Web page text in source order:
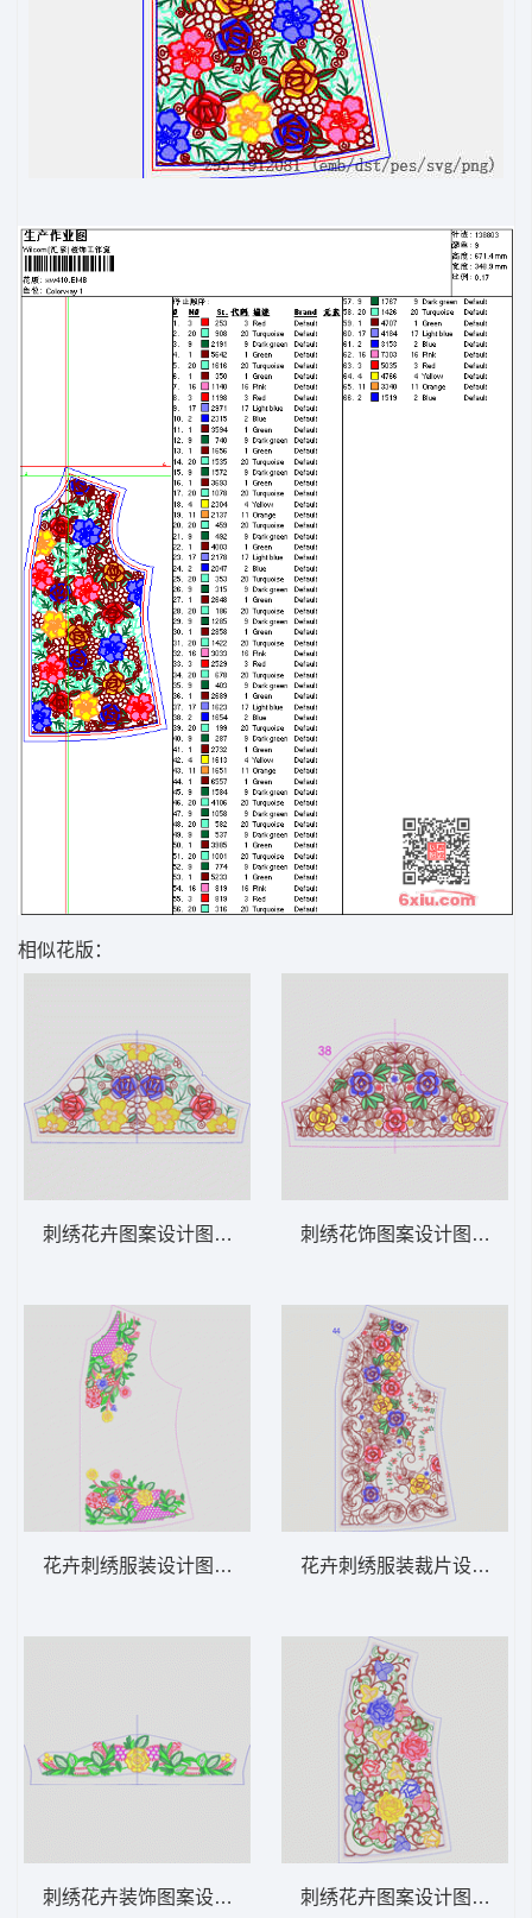
相似花版：
刺绣花卉图案设计图 领 衣边下摆 中东阿拉
花卉刺绣服装设计图 领 衣边下摆 中东阿拉
刺绣花卉装饰图案设计图 领 衣边下摆 中东
刺绣花饰图案设计图 领 衣
花卉刺绣服装裁片设计图
刺绣花卉图案设计图 领 衣